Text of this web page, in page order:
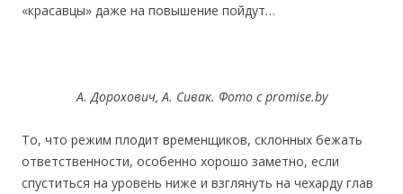
«красавцы» даже на повышение пойдут…
А. Дорохович, А. Сивак. Фото с promise.by
То, что режим плодит временщиков, склонных бежать
ответственности, особенно хорошо заметно, если
спуститься на уровень ниже и взглянуть на чехарду глав